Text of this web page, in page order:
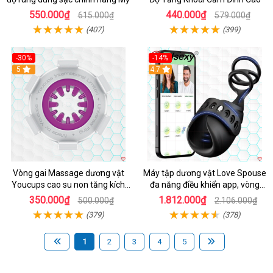
550.000₫ 615.000₫
(407)
440.000₫ 579.000₫
(399)
-30%
5
Vòng gai Massage dương vật
Youcups cao su non tăng kích
thước
350.000₫ 500.000₫
(379)
-14%
4.7
Máy tập dương vật Love Spouse
đa năng điều khiển app, vòng
đeo siêu tiện
1.812.000₫ 2.106.000₫
(378)
1 2 3 4 5